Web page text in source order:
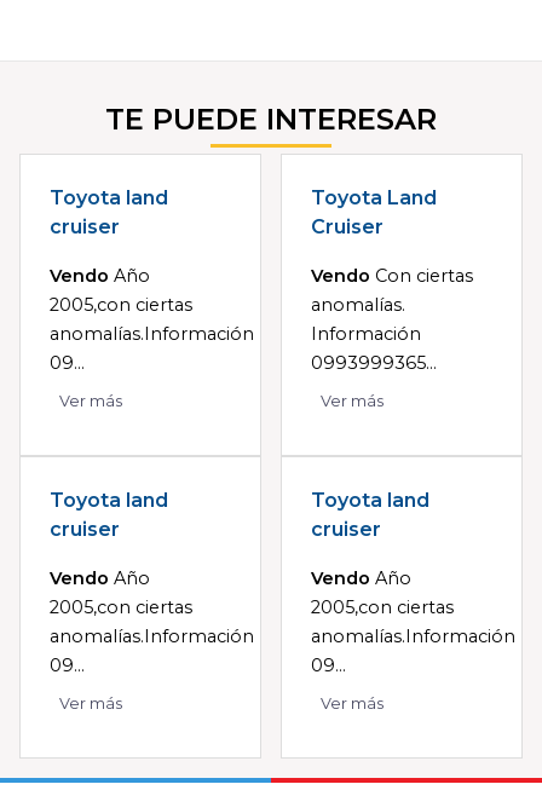
TE PUEDE INTERESAR
Toyota land
cruiser
Vendo Año
2005,con ciertas
anomalías.Información
09...
Ver más
Toyota Land
Cruiser
Vendo Con ciertas
anomalías.
Información
0993999365...
Ver más
Toyota land
cruiser
Vendo Año
2005,con ciertas
anomalías.Información
09...
Ver más
Toyota land
cruiser
Vendo Año
2005,con ciertas
anomalías.Información
09...
Ver más